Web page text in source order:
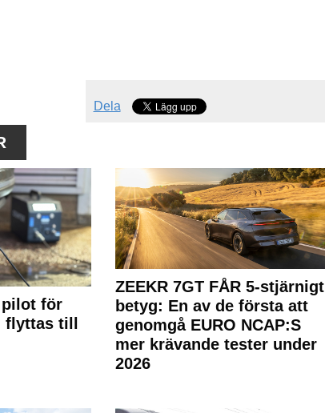
Dela
för
till
ZEEKR 7GT FÅR 5-stjärnigt
betyg: En av de första att
genomgå EURO NCAP:S
mer krävande tester under
2026